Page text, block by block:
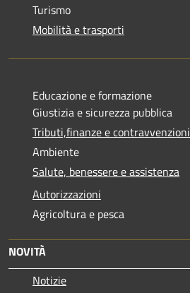
Turismo
Mobilità e trasporti
Educazione e formazione
Giustizia e sicurezza pubblica
Tributi,finanze e contravvenzioni
Ambiente
Salute, benessere e assistenza
Autorizzazioni
Agricoltura e pesca
NOVITÀ
Notizie